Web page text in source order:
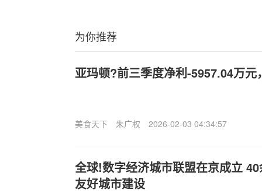
为你推荐
亚玛顿?前三季度净利-5957.04万元
美食天下 朱广权 2026-02-03 04:34:57
全球!数字经济城市联盟在京成立
友好城市建设